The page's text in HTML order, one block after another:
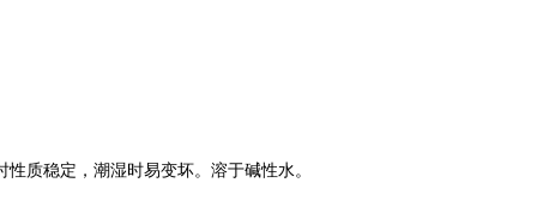
质稳定，潮湿时易变坏。溶于碱性水。